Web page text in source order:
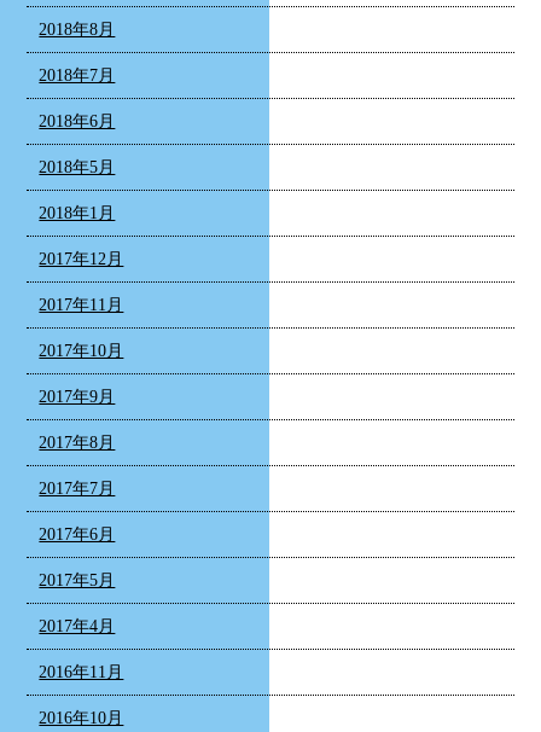
2018年8月
2018年7月
2018年6月
2018年5月
2018年1月
2017年12月
2017年11月
2017年10月
2017年9月
2017年8月
2017年7月
2017年6月
2017年5月
2017年4月
2016年11月
2016年10月